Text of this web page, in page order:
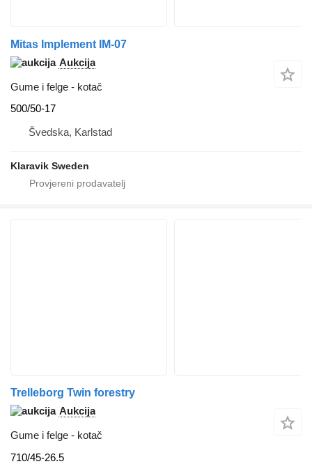
Mitas Implement IM-07
Aukcija
Gume i felge - kotač
500/50-17
Švedska, Karlstad
Klaravik Sweden
Trelleborg Twin forestry
Aukcija
Gume i felge - kotač
710/45-26.5